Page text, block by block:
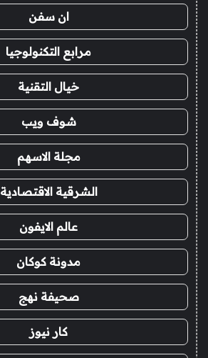
ان سفن
مرابع التكنولوجيا
خيال التقنية
شوف ويب
مجلة الاسهم
الشرقية الاقتصادية
عالم الايفون
مدونة كوكان
صحيفة نهج
كار نيوز